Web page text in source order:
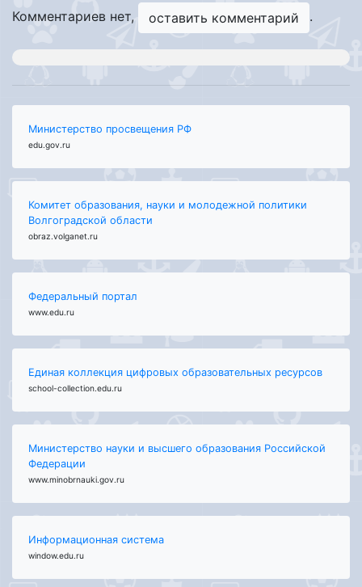
Комментариев нет, оставить комментарий .
Министерство просвещения РФ
edu.gov.ru
Комитет образования, науки и молодежной политики
Волгоградской области
obraz.volganet.ru
Федеральный портал
www.edu.ru
Единая коллекция цифровых образовательных ресурсов
school-collection.edu.ru
Министерство науки и высшего образования Российской
Федерации
www.minobrnauki.gov.ru
Информационная система
window.edu.ru